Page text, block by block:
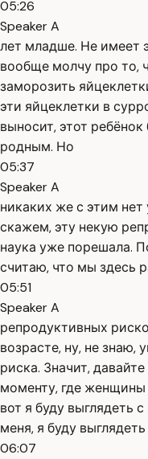
05:26
Speaker A
лет младше. Не имеет
вообще молчу про то,
заморозить
эти яйцеклетки в
выносит, этот
родным. Но
05:37
Speaker A
никаких же с этим
скажем, эту некую
наука уже порешала.
считаю, что мы здесь
05:51
Speaker A
репродуктивных
возрасте, ну, не знаю,
риска. Значит,
моменту, где женщины
вот я буду выглядеть
меня, я буду выглядеть
06:07